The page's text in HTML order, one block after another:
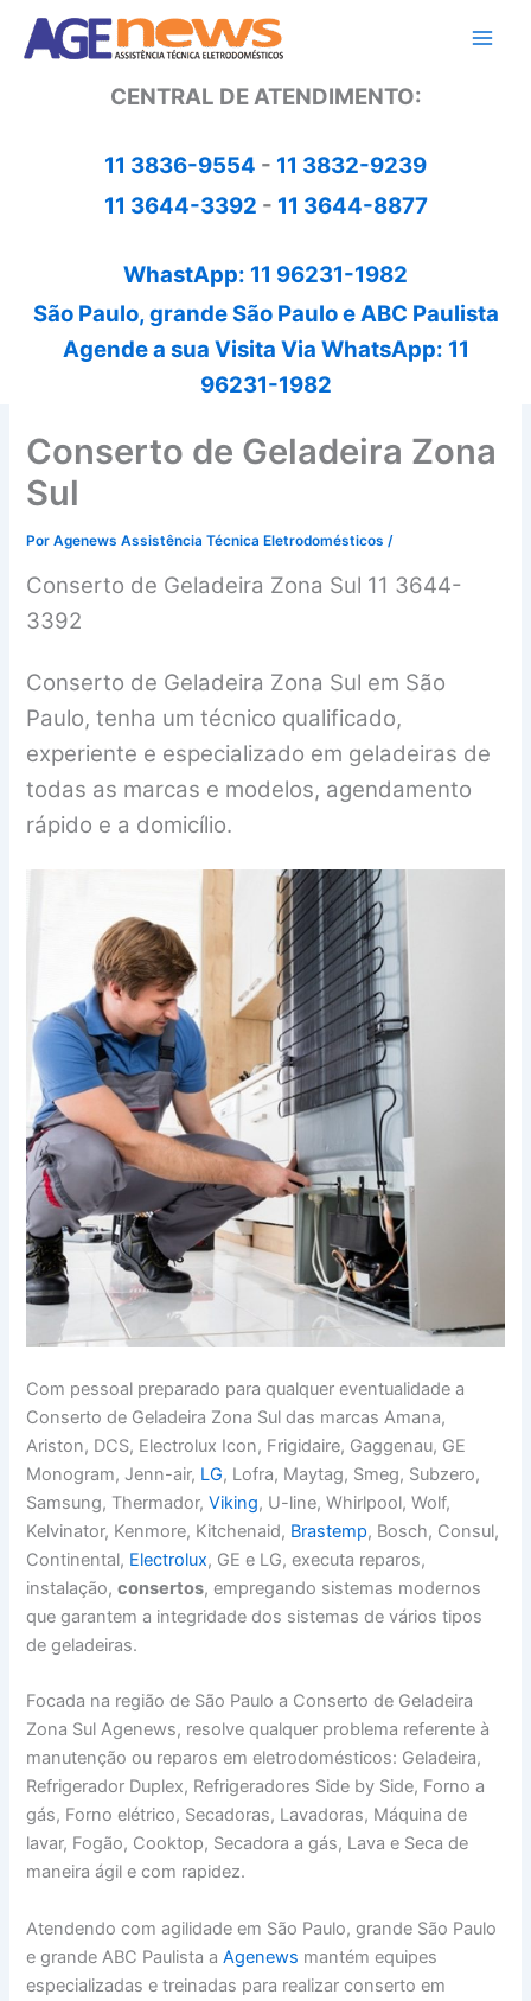
para
CENTRAL DE ATENDIMENTO:
11 3836-9554 - 11 3832-9239
11 3644-3392 - 11 3644-8877
WhastApp: 11 96231-1982
São Paulo, grande São Paulo e ABC Paulista
Agende a sua Visita Via WhatsApp: 11
96231-1982
Conserto de Geladeira Zona
Sul
PorAgenews Assistência Técnica Eletrodomésticos/
Conserto de Geladeira Zona Sul 11 3644-
3392
Conserto de Geladeira Zona Sul em São
Paulo, tenha um técnico qualificado,
experiente e especializado em geladeiras de
todas as marcas e modelos, agendamento
rápido e a domicílio.
Com pessoal preparado para qualquer eventualidade a
Conserto de Geladeira Zona Sul das marcas Amana,
Ariston, DCS, Electrolux Icon, Frigidaire, Gaggenau, GE
Monogram, Jenn-air, LG, Lofra, Maytag, Smeg, Subzero,
Samsung, Thermador,Viking, U-line, Whirlpool, Wolf,
Kelvinator, Kenmore, Kitchenaid, Brastemp, Bosch, Consul,
Continental, Electrolux, GE e LG, executa reparos,
instalação,consertos, empregando sistemas modernos
que garantem a integridade dos sistemas de vários tipos
de geladeiras.
Focada na região de São Paulo a Conserto de Geladeira
Zona Sul Agenews, resolve qualquer problema referente à
manutenção ou reparos em eletrodomésticos: Geladeira,
Refrigerador Duplex, Refrigeradores Side by Side, Forno a
gás, Forno elétrico, Secadoras, Lavadoras, Máquina de
lavar, Fogão, Cooktop, Secadora a gás, Lava e Seca de
maneira ágil e com rapidez.
Atendendo com agilidade em São Paulo, grande São Paulo
e grande ABC Paulista aAgenews mantém equipes
especializadas e treinadas para realizar conserto em